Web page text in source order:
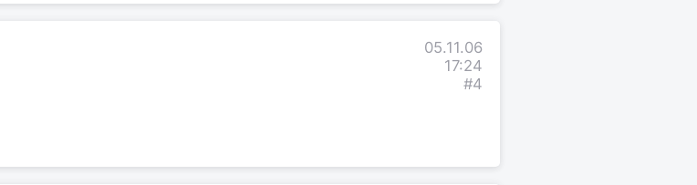
05.11.06
17:24
#4